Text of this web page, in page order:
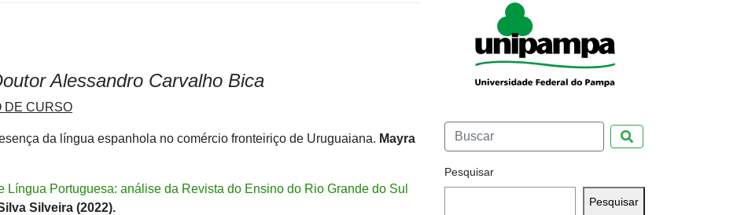
Alessandro Carvalho Bica
DE CURSO
da língua espanhola no comércio fronteiriço de Uruguaiana. Mayra
Língua Portuguesa: análise da Revista do Ensino do Rio Grande do Sul
Silveira (2022).
Pesquisar
Pesquisar